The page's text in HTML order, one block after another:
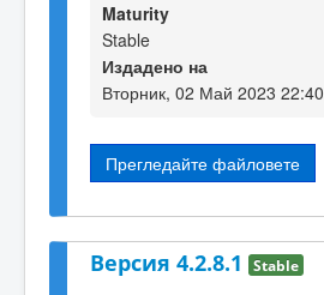
Maturity
Stable
Издадено на
Вторник, 02 Май 2023 22:40
Прегледайте файловете
Версия 4.2.8.1 Stable